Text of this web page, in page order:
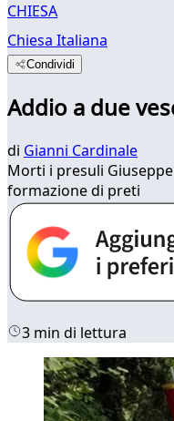
CHIESA
Chiesa Italiana
Condividi
Addio a due
di Gianni Cardinale
Morti i presuli
formazione di preti
3 min di lettura